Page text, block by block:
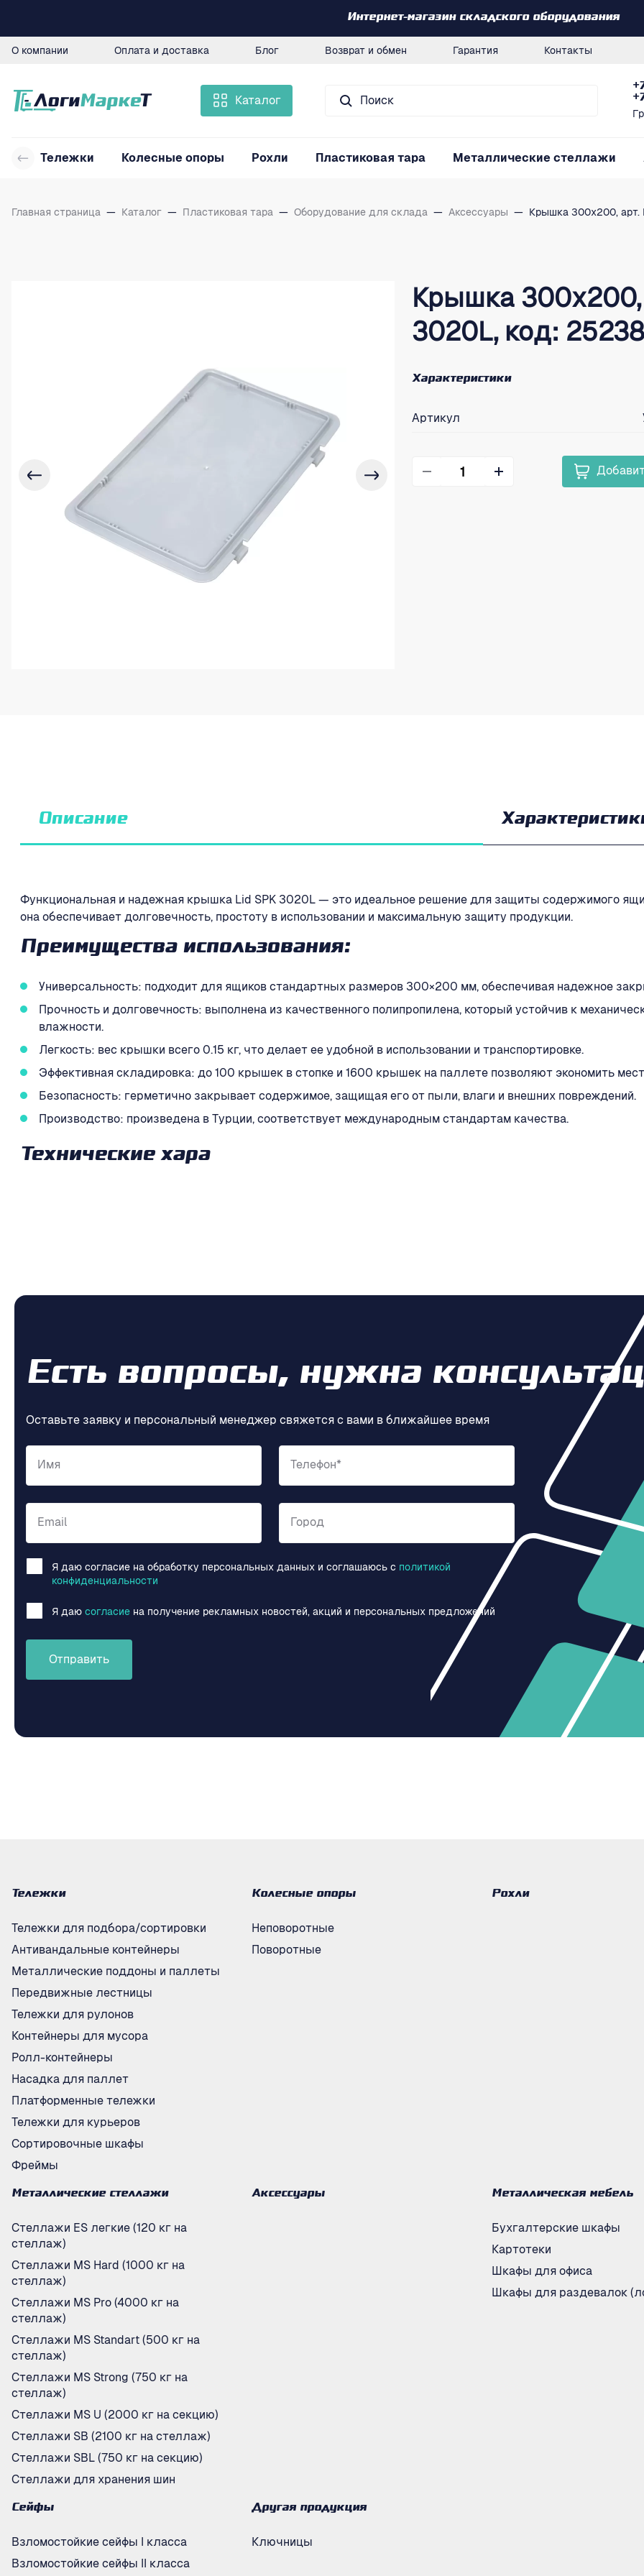
Интернет-магазин складского оборудования
О компании Оплата и доставка Блог Возврат и обмен Гарантия Контакты
Каталог
Тележки Колесные опоры Рохли Пластиковая тара Металлические стеллажи
Главная страница — Каталог — Пластиковая тара — Оборудование для склада — Аксессуары — Крышка 300х200, арт.
Крышка 300х200,
3020L, код: 25238
Характеристики
Артикул
Описание
Функциональная и надежная крышка Lid SPK 3020L — это идеальное решение для защиты содержимого
она обеспечивает долговечность, простоту в использовании и максимальную защиту продукции.
Преимущества использования:
Универсальность: подходит для ящиков стандартных размеров 300×200 мм, обеспечивая надежное
Прочность и долговечность: выполнена из качественного полипропилена, который устойчив к
влажности.
Легкость: вес крышки всего 0.15 кг, что делает ее удобной в использовании и транспортировке.
Эффективная складировка: до 100 крышек в стопке и 1600 крышек на паллете позволяют экономить
Безопасность: герметично закрывает содержимое, защищая его от пыли, влаги и внешних повреждений.
Производство: произведена в Турции, соответствует международным стандартам качества.
Технические хара
Есть вопросы, нужна
Оставьте заявку и персональный менеджер свяжется с вами в ближайшее время
Имя Телефон*
Email Город
Я даю согласие на обработку персональных данных и соглашаюсь c политикой
конфиденциальности
Я даю согласие на получение рекламных новостей, акций и персональных предложений
Отправить
Тележки
Тележки для подбора/сортировки
Антивандальные контейнеры
Металлические поддоны и паллеты
Передвижные лестницы
Тележки для рулонов
Контейнеры для мусора
Ролл-контейнеры
Насадка для паллет
Платформенные тележки
Тележки для курьеров
Сортировочные шкафы
Фреймы
Колесные опоры
Неповоротные
Поворотные
Рохли
Металлические стеллажи
Стеллажи ES легкие (120 кг на
стеллаж)
Стеллажи MS Hard (1000 кг на
стеллаж)
Стеллажи MS Pro (4000 кг на
стеллаж)
Стеллажи MS Standart (500 кг на
стеллаж)
Стеллажи MS Strong (750 кг на
стеллаж)
Стеллажи MS U (2000 кг на секцию)
Стеллажи SB (2100 кг на стеллаж)
Стеллажи SBL (750 кг на секцию)
Стеллажи для хранения шин
Аксессуары Металлическая мебель
Бухгалтерские шкафы
Картотеки
Шкафы для офиса
Шкафы для раздевалок
Сейфы
Взломостойкие сейфы I класса
Взломостойкие сейфы II класса
Другая продукция
Ключницы